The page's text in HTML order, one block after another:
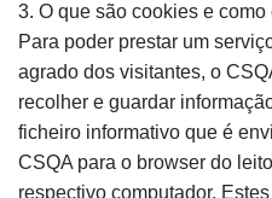
3. O que são cookies e
Para poder prestar um
agrado dos visitantes, o
recolher e guardar
ficheiro informativo que é
CSQA para o browser do
respectivo computador.